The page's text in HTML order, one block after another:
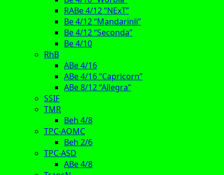
RABe 4/12 “NExT”
Be 4/12 “Mandarinli”
Be 4/12 “Seconda”
Be 4/10
RhB
ABe 4/16
ABe 4/16 “Capricorn”
ABe 8/12 “Allegra”
SSIF
TMR
Beh 4/8
TPC-AOMC
Beh 2/6
TPC-ASD
ABe 4/8